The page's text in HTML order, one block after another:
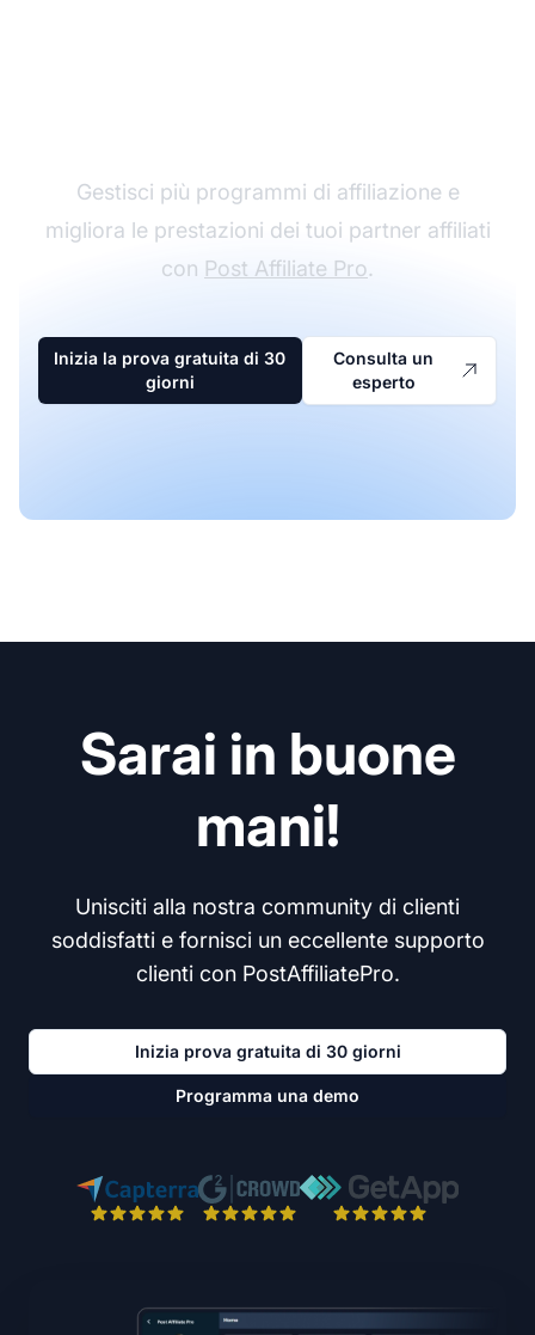
Gestisci più programmi di affiliazione e
migliora le prestazioni dei tuoi partner affiliati
con Post Affiliate Pro.
Inizia la prova gratuita di 30
giorni
Consulta un
esperto
Sarai in buone
mani!
Unisciti alla nostra community di clienti
soddisfatti e fornisci un eccellente supporto
clienti con PostAffiliatePro.
Inizia prova gratuita di 30 giorni
Programma una demo